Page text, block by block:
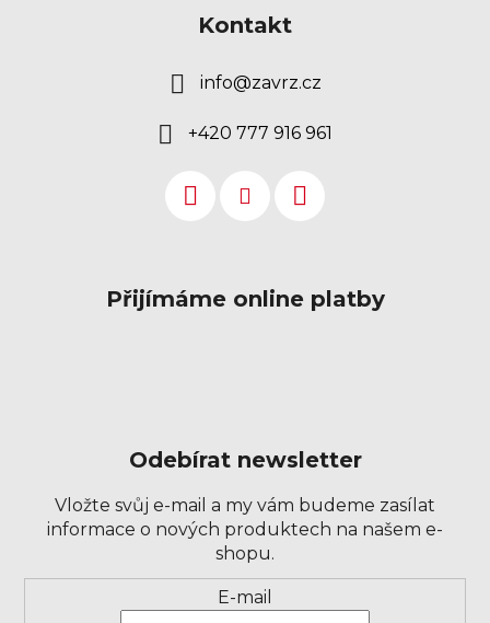
Kontakt
info@zavrz.cz
+420 777 916 961
Přijímáme online platby
Odebírat newsletter
Vložte svůj e-mail a my vám budeme zasílat
informace o nových produktech na našem e-
shopu.
E-mail